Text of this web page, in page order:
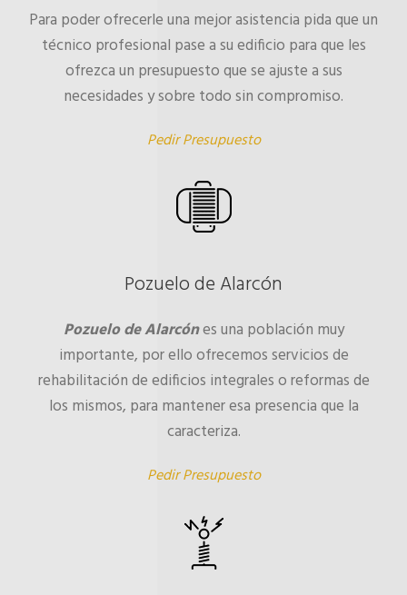
Para poder ofrecerle una mejor asistencia pida que un
técnico profesional pase a su edificio para que les
ofrezca un presupuesto que se ajuste a sus
necesidades y sobre todo sin compromiso.
Pedir Presupuesto
Pozuelo de Alarcón
Pozuelo de Alarcónes una población muy
importante, por ello ofrecemos servicios de
rehabilitación de edificios integrales o reformas de
los mismos, para mantener esa presencia que la
caracteriza.
Pedir Presupuesto